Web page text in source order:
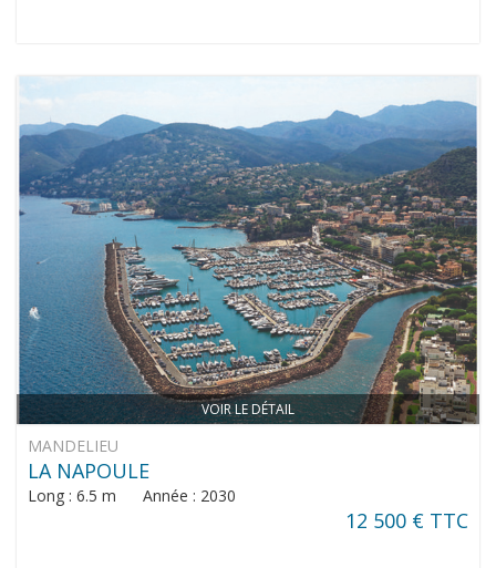
VOIR LE DÉTAIL
MANDELIEU
LA NAPOULE
Long : 6.5 m Année : 2030
12 500 € TTC